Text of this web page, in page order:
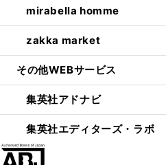
mirabella homme
zakka market
その他WEBサービス
集英社アドナビ
集英社エディターズ・ラボ